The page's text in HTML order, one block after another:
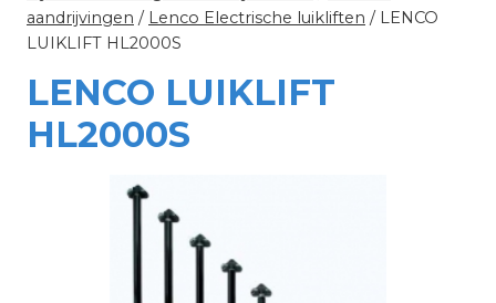
aandrijvingen / Lenco Electrische luikliften / LENCO
LUIKLIFT HL2000S
LENCO LUIKLIFT
HL2000S